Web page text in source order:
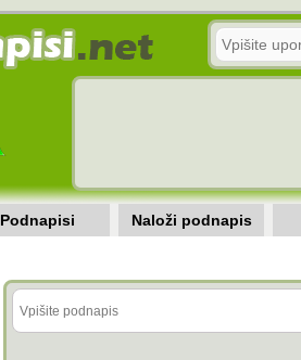
Podnapisi Naloži podnapis